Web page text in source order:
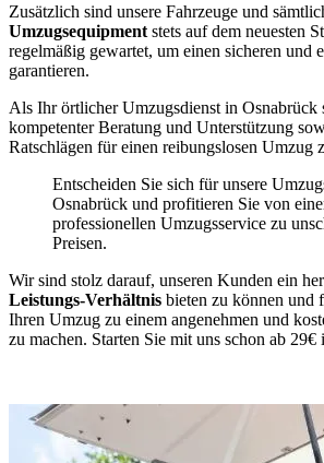
Zusätzlich sind unsere Fahrzeuge und
Umzugsequipment stets auf dem neuesten
regelmäßig gewartet, um einen sicheren und
garantieren.
Als Ihr örtlicher Umzugsdienst in Osnabrück
kompetenter Beratung und Unterstützung
Ratschlägen für einen reibungslosen Umzug
Entscheiden Sie sich für unsere
Osnabrück und profitieren Sie von
professionellen Umzugsservice zu
Preisen.
Wir sind stolz darauf, unseren Kunden ein
Leistungs-Verhältnis bieten zu können und
Ihren Umzug zu einem angenehmen und
zu machen. Starten Sie mit uns schon ab 29€